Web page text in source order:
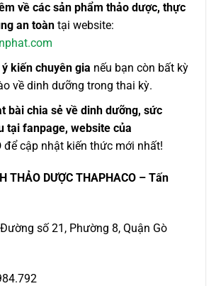
về các sản phẩm thảo dược, thực
an toàntại website:
kiến chuyên gia nếu bạn còn bất kỳ
về dinh dưỡng trong thai kỳ.
bài chia sẻ về dinh dưỡng, sức
tại fanpage, website của
để cập nhật kiến thức mới nhất!
THẢO DƯỢC THAPHACO – Tấn
số 21, Phường 8, Quận Gò